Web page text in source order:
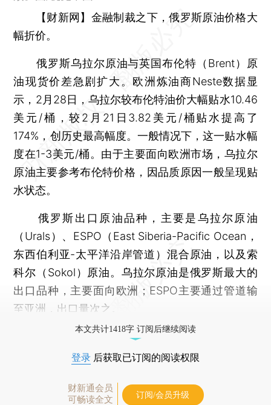
【财新网】 金融制裁之下，俄罗斯原油价格大
幅折价。
俄罗斯乌拉尔原油与英国布伦特（Brent）原
油现货价差急剧扩大。欧洲炼油商Neste数据显
示，2月28日，乌拉尔较布伦特油价大幅贴水10.46
美元/桶，较2月21日3.82美元/桶贴水提高了
174%，创历史最高幅度。一般情况下，这一贴水幅
度在1-3美元/桶。由于主要面向欧洲市场，乌拉尔
原油主要参考布伦特价格，因品质原因一般呈现贴
水状态。
俄罗斯出口原油品种，主要是乌拉尔原油
（Urals）、ESPO（East Siberia-Pacific Ocean，
东西伯利亚-太平洋沿岸管道）混合原油，以及索
科尔（Sokol）原油。乌拉尔原油是俄罗斯最大的
出口品种，主要面向欧洲；ESPO主要通过管道输
至亚洲，出口量次之。
本文共计1418字 订阅后继续阅读
登录 后获取已订阅的阅读权限
财新通会员
可畅读全文
订阅/会员升级